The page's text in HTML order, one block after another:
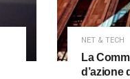
NET & TECH
La
d’azione